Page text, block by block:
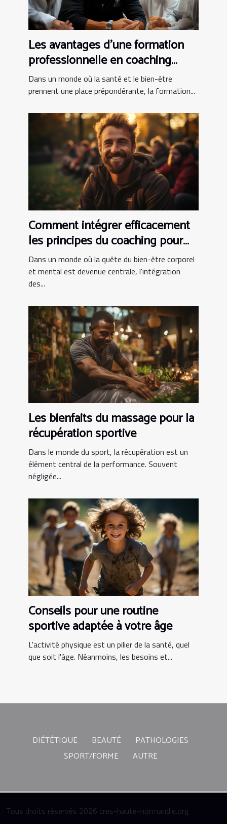
Les avantages d'une formation
professionnelle en coaching
sportif : compétences clés et
débouchés
Dans un monde où la santé et le bien-être
prennent une place prépondérante, la formation...
Comment intégrer efficacement
les principes du coaching pour
améliorer votre routine d'exercice
Dans un monde où la quête du bien-être corporel
et mental est devenue centrale, l'intégration
des...
Les bienfaits du massage pour la
récupération sportive
Dans le monde du sport, la récupération est un
élément central de la performance. Souvent
négligée...
Conseils pour une routine
sportive adaptée à votre âge
L'activité physique est un pilier de la santé, quel
que soit l'âge. Néanmoins, les besoins et...
DIÉTÉTIQUE BEAUTÉ
PATHOLOGIES
SPORT/FORME
AUTRE
Tous droits réservés 2026 cres-haute-normandie.org